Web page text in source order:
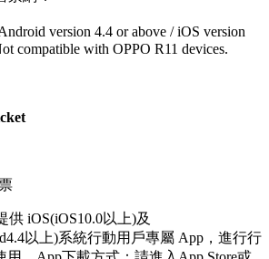
version 4.4 or above / iOS version
compatible with OPPO R11 devices.
供 iOS(iOS10.0以上)及
以上)系統行動用戶專屬 App，進行行